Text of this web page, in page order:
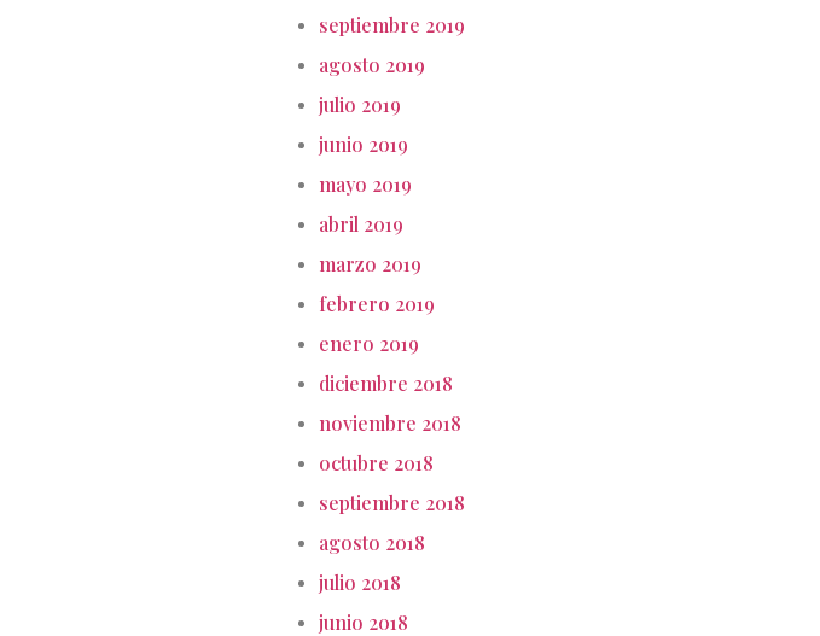
septiembre 2019
agosto 2019
julio 2019
junio 2019
mayo 2019
abril 2019
marzo 2019
febrero 2019
enero 2019
diciembre 2018
noviembre 2018
octubre 2018
septiembre 2018
agosto 2018
julio 2018
junio 2018